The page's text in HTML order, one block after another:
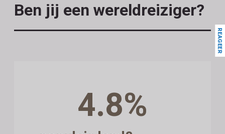
Ben jij een wereldreiziger?
4.8%
REAGEER